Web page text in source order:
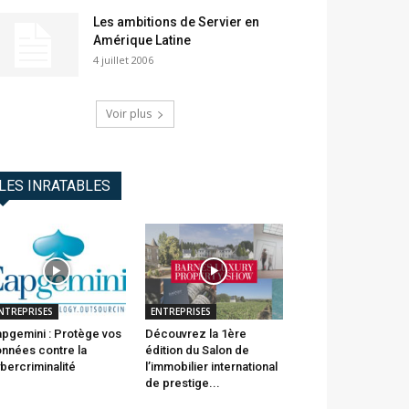
Les ambitions de Servier en
Amérique Latine
4 juillet 2006
Voir plus
LES INRATABLES
: Protège vos
contre la
ENTREPRISES
Découvrez la 1ère
édition du Salon de
l’immobilier international
de prestige...